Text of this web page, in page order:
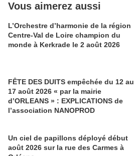
Vous aimerez aussi
L’Orchestre d’harmonie de la région
Centre-Val de Loire champion du
monde à Kerkrade le 2 août 2026
FÊTE DES DUITS empêchée du 12 au
17 août 2026 « par la mairie
d’ORLEANS » : EXPLICATIONS de
l’association NANOPROD
Un ciel de papillons déployé début
août 2026 sur la rue des Carmes à